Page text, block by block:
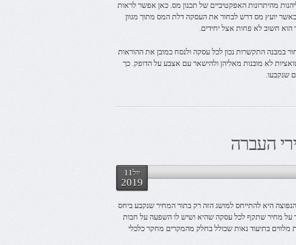
מהיתרונות האפקטיביים של תכנון מס. כאן אפשר לראות
יועץ מס דרש לבחור את העסקה דלת המס מתוך מגוון
הוא חשוב לא פחות אצל יחידים.
במבנה התקשרות נכון לכל עסקה ולנסח כמובן את ההוראות
לא מובנות מאליהן ולהישאר עם אצבע על הדופק. כך
שנקבעו.
העברה
יול11
2019
היא להתייחס למושג הזה רק בתור המחיר שנקבע ביחס
על מחיר שתקף לכל עסקה שהיא ושיש לו השפעה על חבות
מלווים בתיעוד נאות שכולל בחלק מהמקרים מחקר כלכלי